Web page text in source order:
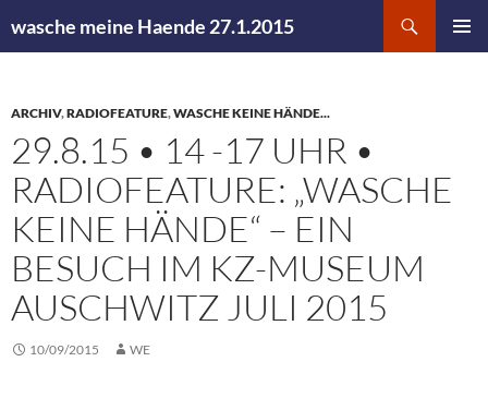
Inhalt
wasche meine Haende 27.1.2015
ARCHIV,RADIOFEATURE,WASCHE KEINE HÄNDE...
29.8.15 • 14 -17 UHR •
RADIOFEATURE: „WASCHE
KEINE HÄNDE“ – EIN
BESUCH IM KZ-MUSEUM
AUSCHWITZ JULI 2015
10/09/2015 WE